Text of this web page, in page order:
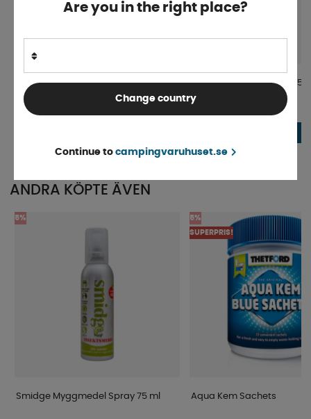
Påskjutsdämpare Alko 200 V
Beställningsvara
Påskjutsdämpare Alko 150
ANDRA KÖPTE ÄVEN
5%
Smidge Myggmedel Spray 75 ml
5%
SUPERPRIS!
Aqua Kem Sachets
Are you in the right place?
Change country
Continue to campingvaruhuset.se